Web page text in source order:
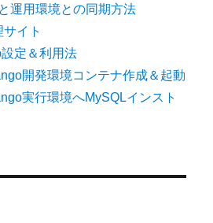
運用環境との同期方法
イト
定＆利用法
開発環境コンテナ作成＆起動
実行環境へMySQLインスト